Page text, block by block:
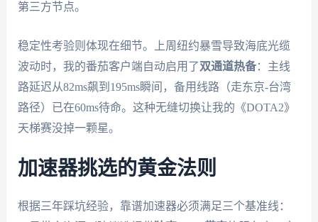
第三方节点。
稳定性考验则体现在细节。上周纽约暴雪导致海底光缆
波动时，我的番茄客户端自动启用了双通道热备：主线
路延迟从82ms飙到195ms瞬间，备用线路（走东京-台湾
路径）已在60ms待命。这种无缝切换让我的《DOTA2》
天梯赛没掉一颗星。
加速器挑选的黄金法则
根据三年踩坑经验，靠谱加速器必须满足三个基准线：